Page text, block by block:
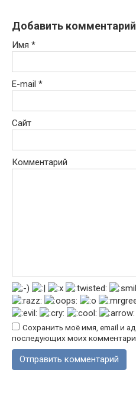
Добавить комментарий
Имя *
E-mail *
Сайт
Комментарий
Сохранить моё имя, email и
последующих моих